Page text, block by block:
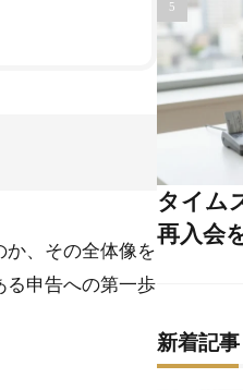
か、その全体像を
る申告への第一歩
タイム
再入会
新着記事